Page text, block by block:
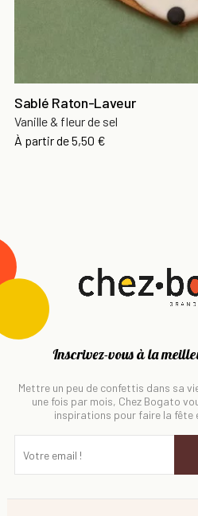
Sablé Raton-Laveur
Vanille & fleur de sel
À partir de5,50 €
Inscrivez-vous à la
Mettre un peu de confettis dans sa
une fois par mois, Chez Bogato
inspirations pour faire la fête